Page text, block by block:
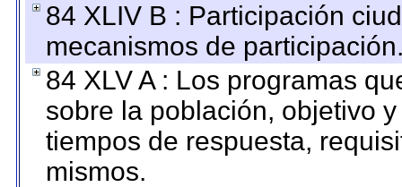
84 XLIV B : Participación
mecanismos de
84 XLV A : Los programas
sobre la población, objetivo
tiempos de respuesta,
mismos.